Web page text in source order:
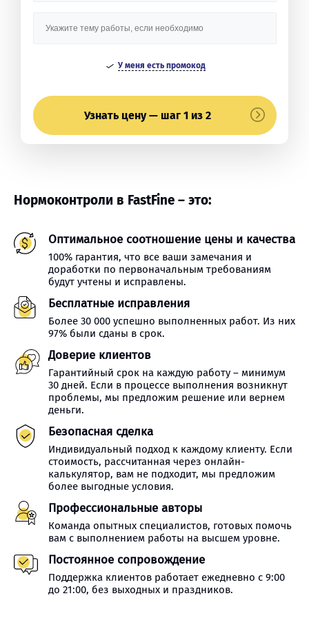
У меня есть промокод
Узнать цену — шаг 1 из 2
Нормоконтроли в FastFine – это:
Оптимальное соотношение цены и качества
100% гарантия, что все ваши замечания и
доработки по первоначальным требованиям
будут учтены и исправлены.
Бесплатные исправления
Более 30 000 успешно выполненных работ. Из них
97% были сданы в срок.
Доверие клиентов
Гарантийный срок на каждую работу – минимум
30 дней. Если в процессе выполнения возникнут
проблемы, мы предложим решение или вернем
деньги.
Безопасная сделка
Индивидуальный подход к каждому клиенту. Если
стоимость, рассчитанная через онлайн-
калькулятор, вам не подходит, мы предложим
более выгодные условия.
Профессиональные авторы
Команда опытных специалистов, готовых помочь
вам с выполнением работы на высшем уровне.
Постоянное сопровождение
Поддержка клиентов работает ежедневно с 9:00
до 21:00, без выходных и праздников.